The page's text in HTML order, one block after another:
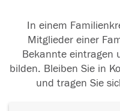
In einem
Mitglieder einer
Bekannte eintragen
bilden. Bleiben Sie in
und tragen Sie